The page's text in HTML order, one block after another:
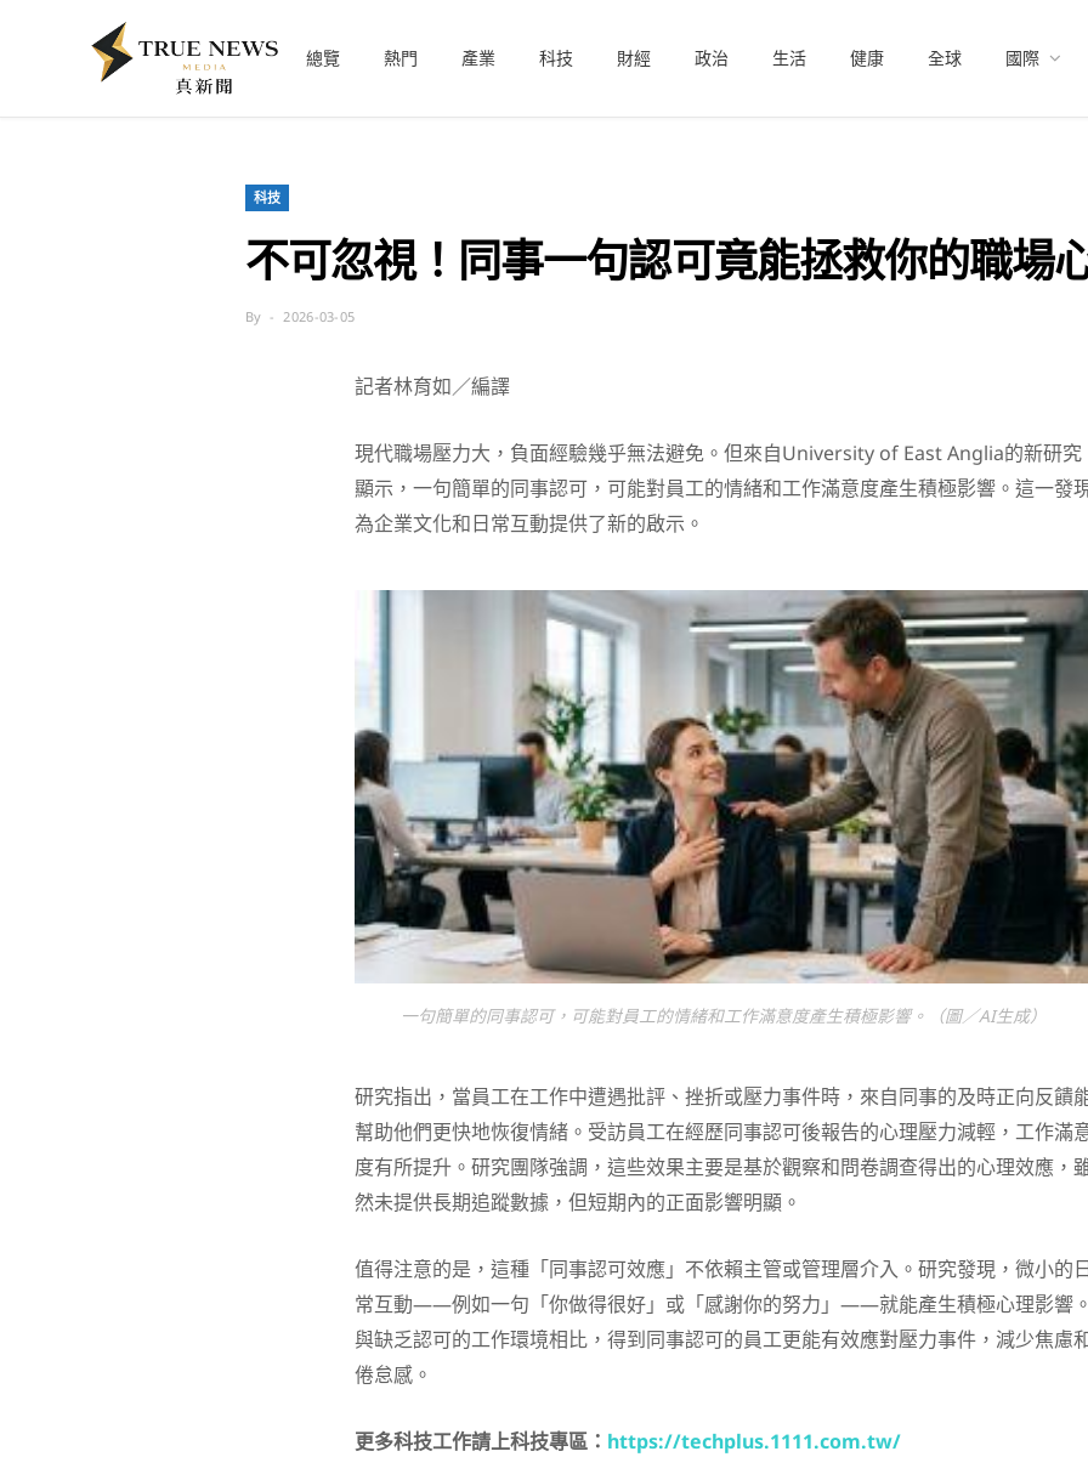
總覽 熱門 產業 科技 財經 政治 生活 健康 全球 國際
科技
不可忽視！同事一句認可竟能拯救你的職場
By 2026-03-05
記者林育如／編譯
現代職場壓力大，負面經驗幾乎無法避免。但來自University of East Anglia的新研究
顯示，一句簡單的同事認可，可能對員工的情緒和工作滿意度產生積極影響。這一發
為企業文化和日常互動提供了新的啟示。
一句簡單的同事認可，可能對員工的情緒和工作滿意度產生積極影響。（圖／AI生成）
研究指出，當員工在工作中遭遇批評、挫折或壓力事件時，來自同事的及時正向反饋
幫助他們更快地恢復情緒。受訪員工在經歷同事認可後報告的心理壓力減輕，工作滿
度有所提升。研究團隊強調，這些效果主要是基於觀察和問卷調查得出的心理效應，
然未提供長期追蹤數據，但短期內的正面影響明顯。
值得注意的是，這種「同事認可效應」不依賴主管或管理層介入。研究發現，微小的
常互動——例如一句「你做得很好」或「感謝你的努力」——就能產生積極心理影響。
與缺乏認可的工作環境相比，得到同事認可的員工更能有效應對壓力事件，減少焦慮
倦怠感。
更多科技工作請上科技專區： https://techplus.1111.com.tw/